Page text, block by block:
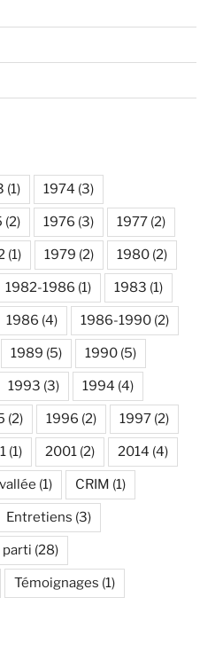
(1) 1974 (3)
(2) 1976 (3) 1977 (2)
(1) 1979 (2) 1980 (2)
1982-1986 (1) 1983 (1)
1986 (4) 1986-1990 (2)
1989 (5) 1990 (5)
1993 (3) 1994 (4)
(2) 1996 (2) 1997 (2)
(1) 2001 (2) 2014 (4)
(1) CRIM (1)
Entretiens (3)
parti (28)
Témoignages (1)